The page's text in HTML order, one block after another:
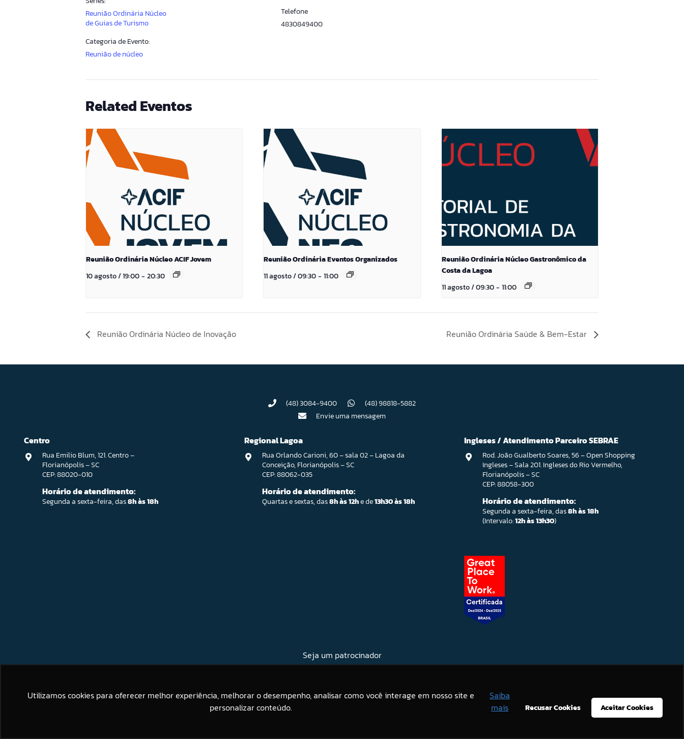
Utilizamos cookies para oferecer melhor experiência, melhorar o desempenho, analisar como você interage em nosso site e
personalizar conteúdo.
Saiba
mais
Recusar Cookies Aceitar Cookies
Reunião Ordinária Núcleo
de Guias de Turismo
Categoria de Evento:
Reunião de núcleo
Telefone
4830849400
Related Eventos
Reunião Ordinária Núcleo ACIF Jovem
10 agosto / 19:00- 20:30
Reunião Ordinária Eventos Organizados
11 agosto / 09:30 - 11:00
Reunião Ordinária Núcleo Gastronômico da
Costa da Lagoa
11 agosto / 09:30- 11:00
Reunião Ordinária Núcleo de Inovação Reunião Ordinária Saúde & Bem-Estar
(48) 3084-9400
(48) 98818-5882
Envie uma mensagem
Centro
Rua Emilio Blum, 121. Centro –
Florianópolis – SC
CEP: 88020-010
Horário de atendimento:
Segunda a sexta-feira, das8h às 18h
Regional Lagoa
Rua Orlando Carioni, 60 – sala 02 – Lagoa da
Conceição, Florianópolis – SC
CEP: 88062-035
Horário de atendimento:
Quartas e sextas, das8h às 12he de13h30 às 18h
Ingleses / Atendimento Parceiro SEBRAE
Rod. João Gualberto Soares, 56 – Open Shopping
Ingleses – Sala 201. Ingleses do Rio Vermelho,
Florianópolis – SC
CEP: 88058-300
Horário de atendimento:
Segunda a sexta-feira, das8h às 18h
(Intervalo:12h às 13h30)
Seja um patrocinador